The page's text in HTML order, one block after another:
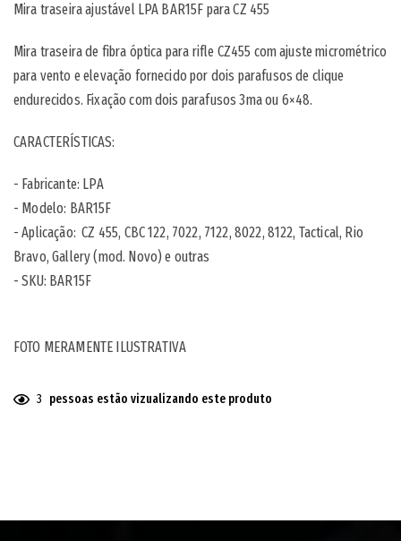
Mira traseira ajustável LPA BAR15F para CZ 455
Mira traseira de fibra óptica para rifle CZ455 com ajuste micrométrico
para vento e elevação fornecido por dois parafusos de clique
endurecidos. Fixação com dois parafusos 3ma ou 6×48.
CARACTERÍSTICAS:
- Fabricante: LPA
- Modelo: BAR15F
- Aplicação: CZ 455, CBC 122, 7022, 7122, 8022, 8122, Tactical, Rio
Bravo, Gallery (mod. Novo) e outras
- SKU: BAR15F
FOTO MERAMENTE ILUSTRATIVA
3 pessoas estão vizualizando este produto
carrinho